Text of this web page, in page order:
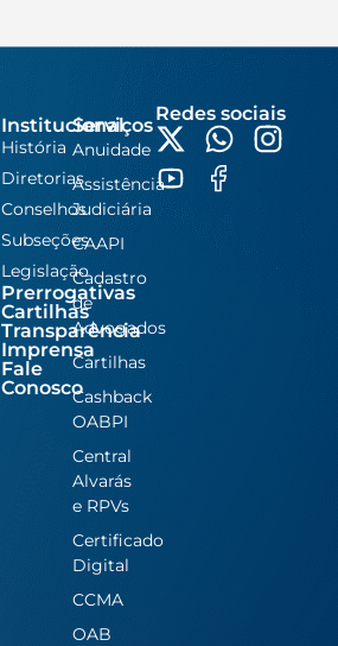
Institucional
História
Diretorias
Conselhos
Subseções
Legislação
Prerrogativas
Cartilhas
Transparência
Imprensa
Fale
Conosco
Serviços
Anuidade
Assistência
Judiciária
CAAPI
Cadastro
de
Advogados
Cartilhas
Cashback
OABPI
Central
Alvarás
e RPVs
Certificado
Digital
CCMA
OAB
Redes sociais